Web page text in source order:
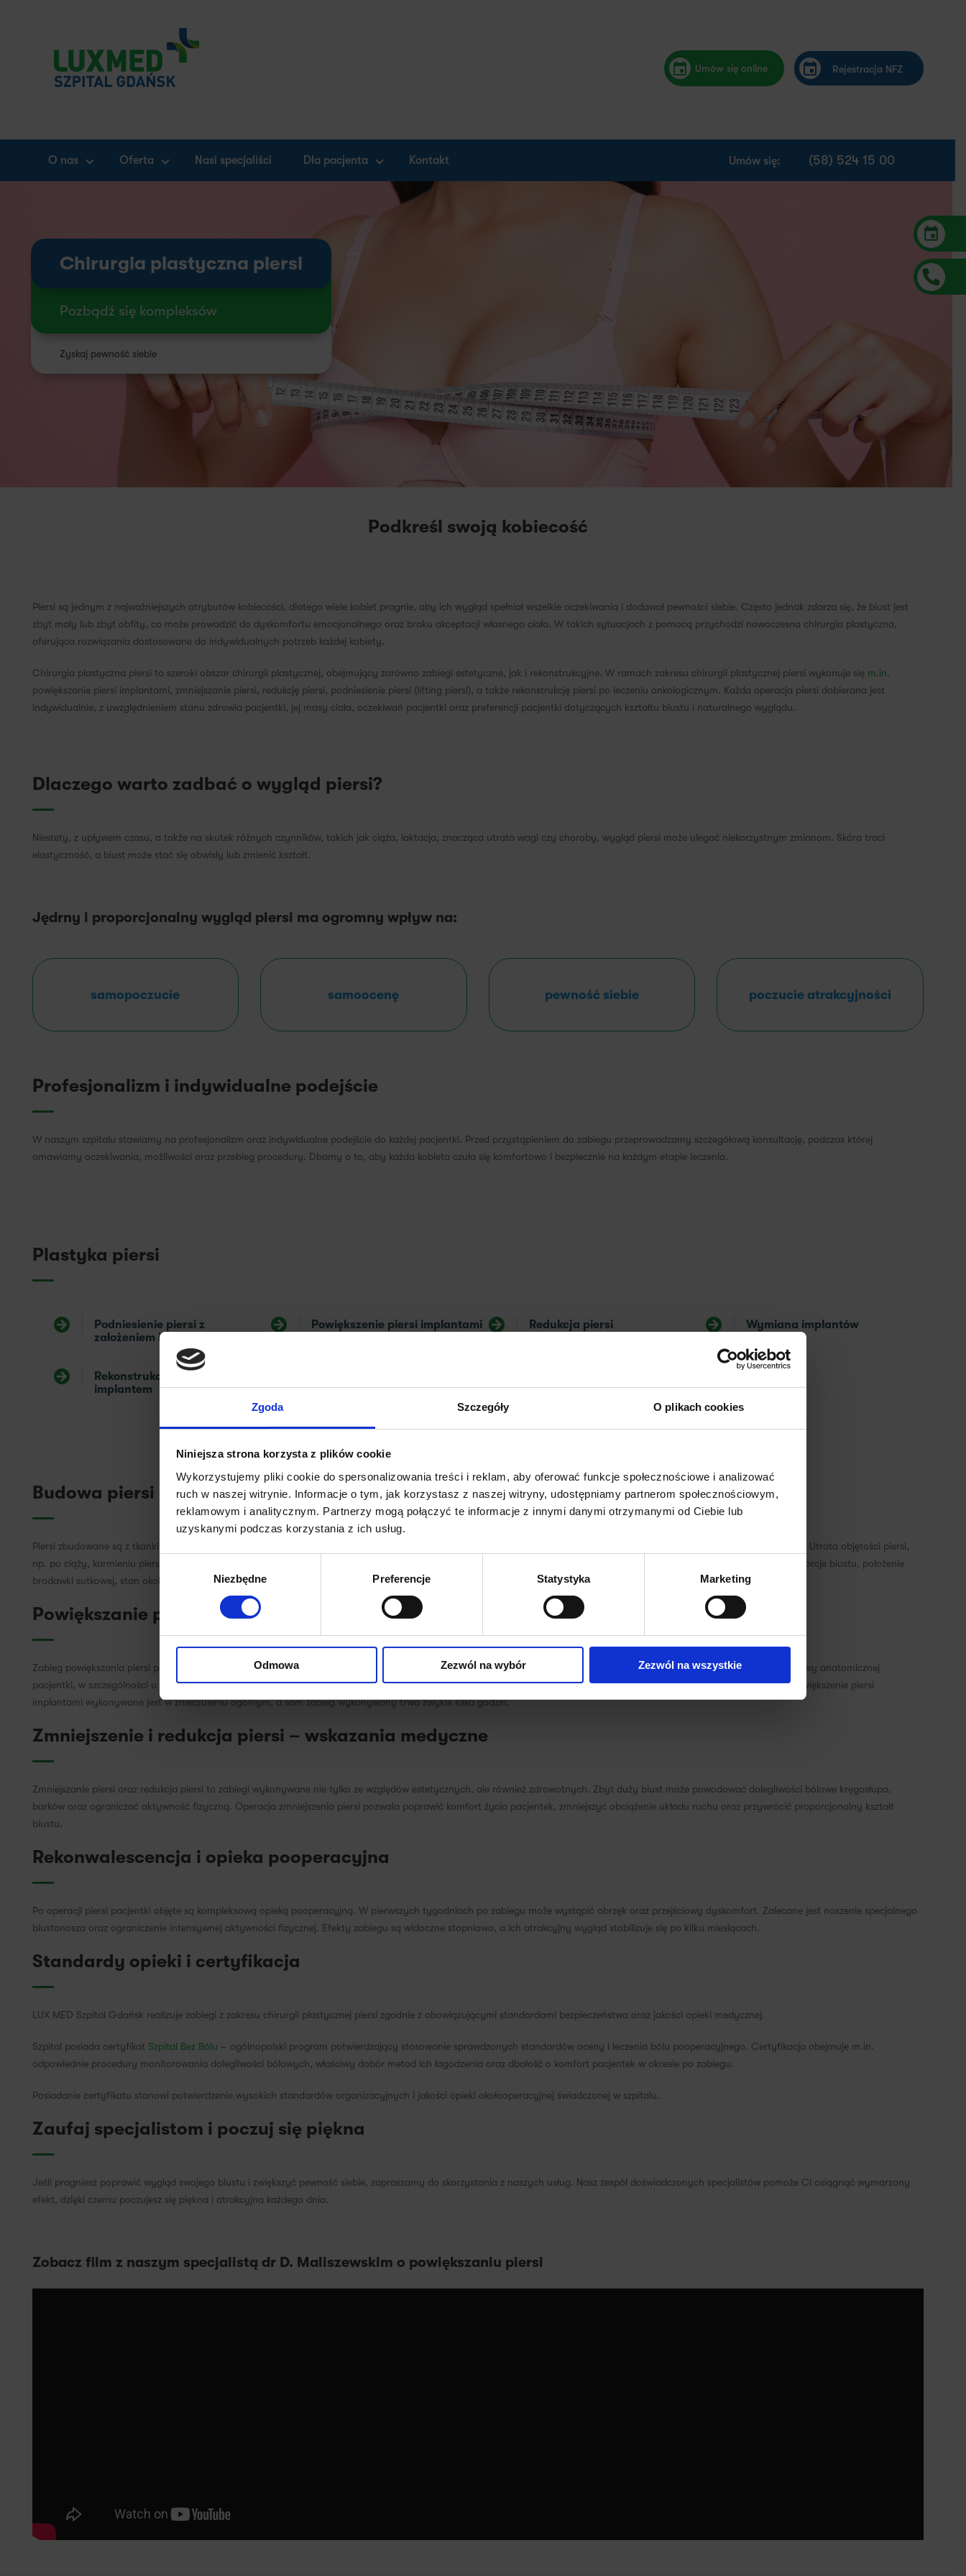
Zgoda Szczegóły O plikach cookies
Niniejsza strona korzysta z plików cookie
Wykorzystujemy pliki cookie do spersonalizowania treści i reklam, aby oferować funkcje społecznościowe i analizować
ruch w naszej witrynie. Informacje o tym, jak korzystasz z naszej witryny, udostępniamy partnerom społecznościowym,
reklamowym i analitycznym. Partnerzy mogą połączyć te informacje z innymi danymi otrzymanymi od Ciebie lub
uzyskanymi podczas korzystania z ich usług.
zgody
Niezbędne Preferencje Statystyka Marketing
Odmowa Zezwól na wybór Zezwól na wszystkie
Umów się online Rejestracja NFZ
O nas Oferta Nasi specjaliści Dla pacjenta Kontakt Umów się: (58) 524 15 00
Chirurgia plastyczna piersi
Pozbądź się kompleksów
Zyskaj pewność siebie
Podkreśl swoją kobiecość
Piersi są jednym z najważniejszych atrybutów kobiecości, dlatego wiele kobiet pragnie, aby ich wygląd spełniał wszelkie oczekiwania i dodawał pewności siebie. Często jednak zdarza się, że biust jest
zbyt mały lub zbyt obfity, co może prowadzić do dyskomfortu emocjonalnego oraz braku akceptacji własnego ciała. W takich sytuacjach z pomocą przychodzi nowoczesna chirurgia plastyczna,
oferująca rozwiązania dostosowane do indywidualnych potrzeb każdej kobiety.
Chirurgia plastyczna piersi to szeroki obszar chirurgii plastycznej, obejmujący zarówno zabiegi estetyczne, jak i rekonstrukcyjne. W ramach zakresu chirurgii plastycznej piersi wykonuje się m.in.
powiększanie piersi implantami, zmniejszanie piersi, redukcję piersi, podniesienie piersi (lifting piersi), a także rekonstrukcję piersi po leczeniu onkologicznym. Każda operacja piersi dobierana jest
indywidualnie, z uwzględnieniem stanu zdrowia pacjentki, jej masy ciała, oczekiwań pacjentki oraz preferencji pacjentki dotyczących kształtu biustu i naturalnego wyglądu.
Dlaczego warto zadbać o wygląd piersi?
Niestety, z upływem czasu, a także na skutek różnych czynników, takich jak ciąża, laktacja, znacząca utrata wagi czy choroby, wygląd piersi może ulegać niekorzystnym zmianom. Skóra traci
elastyczność, a biust może stać się obwisły lub zmienić kształt.
Jędrny i proporcjonalny wygląd piersi ma ogromny wpływ na:
samopoczucie samoocenę pewność siebie poczucie atrakcyjności
Profesjonalizm i indywidualne podejście
W naszym szpitalu stawiamy na profesjonalizm oraz indywidualne podejście do każdej pacjentki. Przed przystąpieniem do zabiegu przeprowadzamy szczegółową konsultację, podczas której
omawiamy oczekiwania, możliwości oraz przebieg procedury. Dbamy o to, aby każda kobieta czuła się komfortowo i bezpiecznie na każdym etapie leczenia.
Plastyka piersi
Podniesienie piersi z
założeniem implantów
Powiększenie piersi implantami Redukcja piersi Wymiana implantów
Rekonstrukcja piersi z
implantem
brodawka-otoczka
Budowa piersi a wybór metody operacyjnej
Piersi zbudowane są z tkanki gruczołowej, tkanki tłuszczowej oraz skóry piersi, a ich ostateczny kształt zależy
. od objętości gruczołu piersiowego oraz elastyczności skóry. Utrata objętości piersi,
np. po ciąży, karmieniu piersią lub znacznej redukcji masy ciała, często prowadzi do opadania piersi i zmiany ich kształtu. Chirurg plastyczny podczas konsultacji ocenia proporcje biustu, położenie
brodawki sutkowej, stan okolic piersi oraz możliwości uzyskania atrakcyjnego wyglądu w możliwie najmniej inwazyjny sposób.
Powiększanie piersi implantami – przebieg zabiegu
Zabieg powiększania piersi polega na umieszczeniu implantów piersi pod gruczołem piersiowym lub pod mięśniem piersiowym większym. Wybór metody zależy m.in
. od budowy anatomicznej
pacjentki, w szczególności u pacjentek szczupłych, gdzie implanty piersi często umieszczane są pod mięśniem piersiowym w celu uzyskania bardziej naturalnego wyglądu. Powiększenie piersi
implantami wykonywane jest w znieczuleniu ogólnym, a sam zabieg wykonywany trwa zwykle kilka godzin.
Zmniejszenie i redukcja piersi – wskazania medyczne
Zmniejszanie piersi oraz redukcja piersi to zabiegi wykonywane nie tylko ze względów estetycznych, ale również zdrowotnych. Zbyt duży biust może powodować dolegliwości bólowe kręgosłupa,
barków oraz ograniczać aktywność fizyczną. Operacja zmniejszenia piersi pozwala poprawić komfort życia pacjentek, zmniejszyć obciążenie układu ruchu oraz przywrócić proporcjonalny kształt
biustu.
Rekonwalescencja i opieka pooperacyjna
Po operacji piersi pacjentki objęte są kompleksową opieką pooperacyjną. W pierwszych tygodniach po zabiegu może wystąpić obrzęk oraz przejściowy dyskomfort. Zalecane jest noszenie specjalnego
biustonosza oraz ograniczenie intensywnej aktywności fizycznej. Efekty zabiegu są widoczne stopniowo, a ich atrakcyjny wygląd stabilizuje się po kilku miesiącach.
Standardy opieki i certyfikacja
LUX MED Szpital Gdańsk realizuje zabiegi z zakresu chirurgii plastycznej piersi zgodnie z obowiązującymi standardami bezpieczeństwa oraz jakości opieki medycznej.
Szpital posiada certyfikat Szpital Bez Bólu – ogólnopolski program potwierdzający stosowanie sprawdzonych standardów oceny i leczenia bólu pooperacyjnego. Certyfikacja obejmuje m.in.
odpowiednie procedury monitorowania dolegliwości bólowych, właściwy dobór metod ich łagodzenia oraz dbałość o komfort pacjentek w okresie po zabiegu.
Posiadanie certyfikatu stanowi potwierdzenie wysokich standardów organizacyjnych i jakości opieki okołooperacyjnej świadczonej w szpitalu.
Zaufaj specjalistom i poczuj się piękna
Jeśli pragniesz poprawić wygląd swojego biustu i zwiększyć pewność siebie, zapraszamy do skorzystania z naszych usług. Nasz zespół doświadczonych specjalistów pomoże Ci osiągnąć wymarzony
efekt, dzięki czemu poczujesz się piękna i atrakcyjna każdego dnia.
Zobacz film z naszym specjalistą dr D. Maliszewskim o powiększaniu piersi
✕